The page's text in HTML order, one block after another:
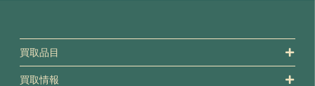
買取品目
買取情報